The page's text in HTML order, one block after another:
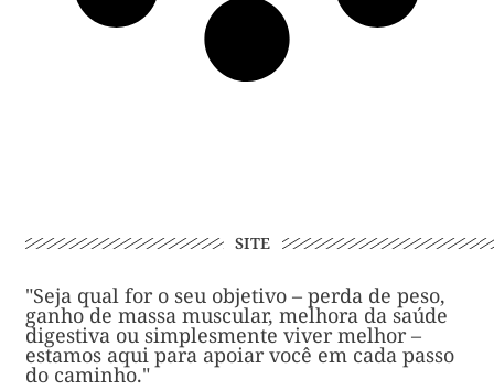
SITE
"Seja qual for o seu objetivo – perda de peso,
ganho de massa muscular, melhora da saúde
digestiva ou simplesmente viver melhor –
estamos aqui para apoiar você em cada passo
do caminho."